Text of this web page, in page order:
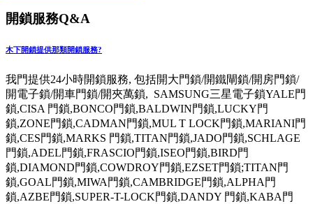
開鎖服務Q&A
木下開鎖提供那類開鎖服務?
我門提供24小時開鎖服務, 包括開大門鎖/開鐵閘鎖/開房門鎖/
開電子鎖/開車門鎖/開夾萬鎖, SAMSUNG三星電子鎖YALE門
鎖,CISA 門鎖,BONCO門鎖,BALDWIN門鎖,LUCKY門
鎖,ZONE門鎖,CADMAN門鎖,MUL T LOCK門鎖,MARIANI門
鎖,CES門鎖,MARKS 門鎖,TITAN門鎖,JADO門鎖,SCHLAGE
門鎖,ADEL門鎖,FRASCIO門鎖,ISEO門鎖,BIRD門
鎖,DIAMOND門鎖,COWDROY門鎖,EZSET門鎖;TITAN門
鎖,GOAL門鎖,MIWA門鎖,CAMBRIDGE門鎖,ALPHA門
鎖,AZBE門鎖,SUPER-T-LOCK門鎖,DANDY 門鎖,KABA門